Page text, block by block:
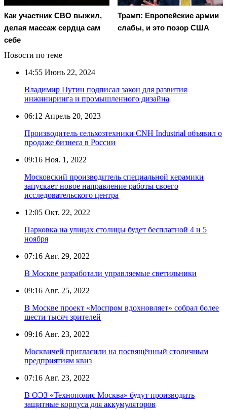
Как участник СВО выжил,
делая массаж сердца сам
себе
Трамп: Европейские армии
слабы, и это позор США
Новости по теме
14:55 Июнь 22, 2024
Владимир Путин подписал закон для развития
инжиниринга и промышленного дизайна
06:12 Апрель 20, 2023
Производитель сельхозтехники CNH Industrial объявил о
продаже бизнеса в России
09:16 Ноя. 1, 2022
Московский производитель специальной керамики
запускает новое направление работы своего
исследовательского центра
12:05 Окт. 22, 2022
Парковка на улицах столицы будет бесплатной 4 и 5
ноября
07:16 Авг. 29, 2022
В Москве разработали управляемые светильники
09:16 Авг. 25, 2022
В Москве проект «Моспром вдохновляет» собрал более
шести тысяч зрителей
09:16 Авг. 23, 2022
Москвичей пригласили на посвящённый столичным
предприятиям квиз
07:16 Авг. 23, 2022
В ОЭЗ «Технополис Москва» будут производить
защитные корпуса для аккумуляторов